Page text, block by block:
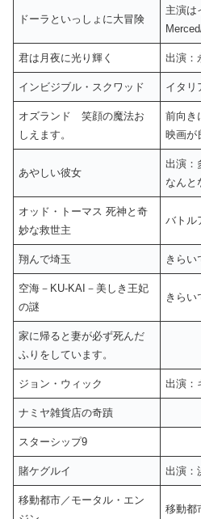
ドーラといっしょに大冒険
主演は
君は月夜に光り輝く 出演：
インビ​ジブル・スクワッド イタリ
オズランド 笑顔の魔法お
しえます。
前向き
映画が
あやしい彼女
出演：
なんと
オッド・トーマス 死神と奇
妙な救世主
バトル
翔んで埼玉 きらい
空海－KU-KAI－美しき王妃
の謎
きらい
家に帰ると妻が必ず死んだ
ふりをしています。
ジョン・ウィック 出演：
ナミヤ雑貨店の奇蹟
スターシップ9
賭ケグルイ 出演：
移動都市／モータル・エン
移動都